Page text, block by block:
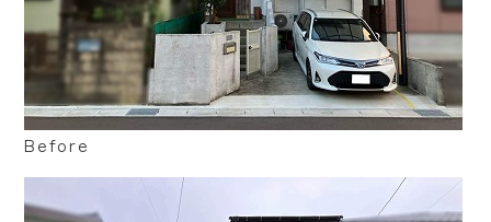
Before